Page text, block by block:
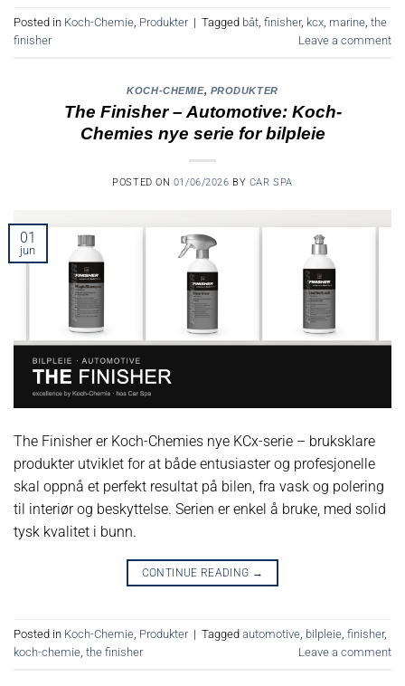
Posted in Koch-Chemie, Produkter | Tagged båt, finisher, kcx, marine, the
finisher
Leave a comment
KOCH-CHEMIE, PRODUKTER
The Finisher – Automotive: Koch-
Chemies nye serie for bilpleie
POSTED ON 01/06/2026 BY CAR SPA
01
jun
The Finisher er Koch-Chemies nye KCx-serie – bruksklare
produkter utviklet for at både entusiaster og profesjonelle
skal oppnå et perfekt resultat på bilen, fra vask og polering
til interiør og beskyttelse. Serien er enkel å bruke, med solid
tysk kvalitet i bunn.
CONTINUE READING →
Posted in Koch-Chemie, Produkter | Tagged automotive, bilpleie, finisher,
koch-chemie, the finisher Leave a comment